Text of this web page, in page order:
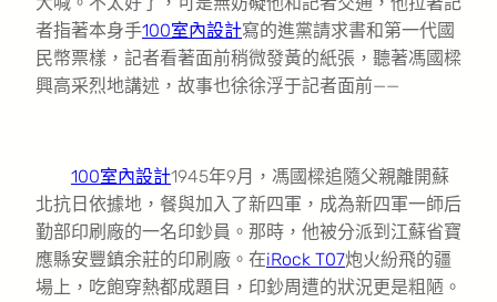
者指著本身手100室內設計寫的進黨請求書和第一代國
民幣票樣，記者看著面前稍微發黃的紙張，聽著馮國樑
興高采烈地講述，故事也徐徐浮于記者面前——
100室內設計1945年9月，馮國樑追隨父親離開蘇
北抗日依據地，餐與加入了新四軍，成為新四軍一師后
勤部印刷廠的一名印鈔員。那時，他被分派到江蘇省寶
應縣安豐鎮余莊的印刷廠。在iRock T07炮火紛飛的疆
場上，吃飽穿熱都成題目，印鈔周遭的狀況更是粗陋。